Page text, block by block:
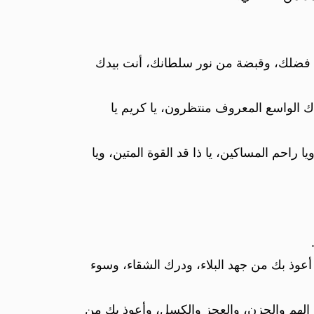
فضلك، وقبضة من نور سلطانك، أنت بيدك
الواسع المعروف منتظرون، يا كريم يا
راحم المساكين، يا ذا قد القوة المتين، ويا
بك من جهد البلاء، ودرك الشقاء، وسوء
والحزن، والعجز والكسل، وأعوذ بك من